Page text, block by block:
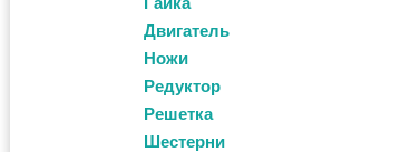
Двигатель
Ножи
Редуктор
Решетка
Шестерни